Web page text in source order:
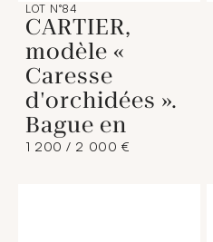
LOT N°84
CARTIER,
modèle «
Caresse
d'orchidées ».
Bague en
1 200 / 2 000 €